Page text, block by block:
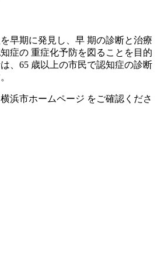
早期に発見し、早 期の診断と治療
症の 重症化予防を図ることを目的
、65 歳以上の市民で認知症の診断
浜市ホームページ をご確認くださ